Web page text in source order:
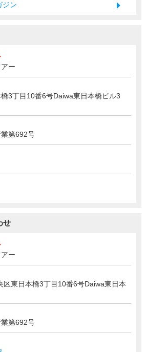
ジン
ー
3丁目10番6号Daiwa東日本橋ビル3
第692号
せ
ー
区東日本橋3丁目10番6号Daiwa東日本
第692号